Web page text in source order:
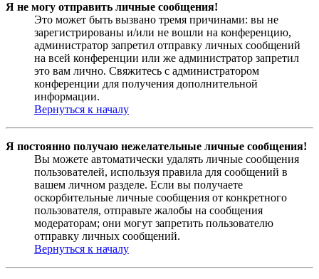
Я не могу отправить личные сообщения!
Это может быть вызвано тремя причинами: вы не
зарегистрированы и/или не вошли на конференцию,
администратор запретил отправку личных сообщений
на всей конференции или же администратор запретил
это вам лично. Свяжитесь с администратором
конференции для получения дополнительной
информации.
Вернуться к началу
Я постоянно получаю нежелательные личные сообщения!
Вы можете автоматически удалять личные сообщения
пользователей, используя правила для сообщений в
вашем личном разделе. Если вы получаете
оскорбительные личные сообщения от конкретного
пользователя, отправьте жалобы на сообщения
модераторам; они могут запретить пользователю
отправку личных сообщений.
Вернуться к началу